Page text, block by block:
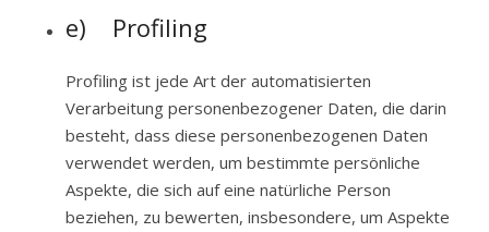
e) Profiling
Profiling ist jede Art der automatisierten
Verarbeitung personenbezogener Daten, die darin
besteht, dass diese personenbezogenen Daten
verwendet werden, um bestimmte persönliche
Aspekte, die sich auf eine natürliche Person
beziehen, zu bewerten, insbesondere, um Aspekte